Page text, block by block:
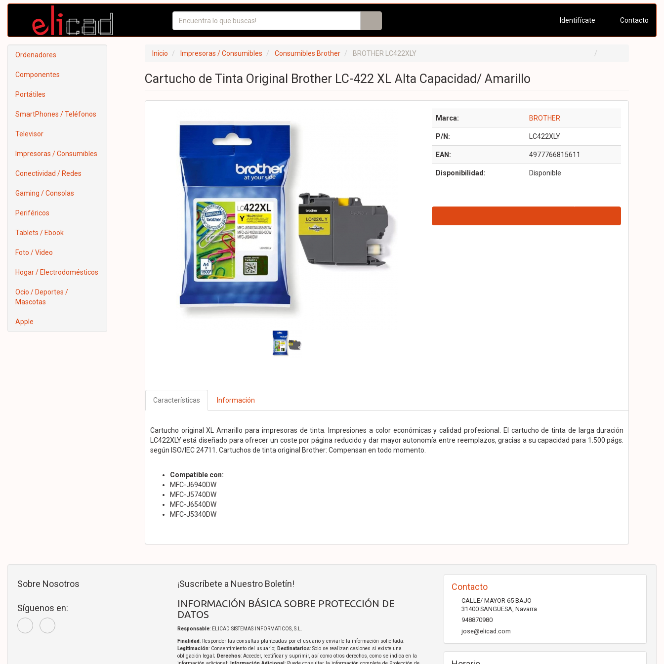
Identifícate Contacto
Ordenadores
Componentes
Portátiles
SmartPhones / Teléfonos
Televisor
Impresoras / Consumibles
Conectividad / Redes
Gaming / Consolas
Periféricos
Tablets / Ebook
Foto / Video
Hogar / Electrodomésticos
Ocio / Deportes /
Mascotas
Apple
Inicio Impresoras / Consumibles Consumibles Brother BROTHER LC422XLY
Cartucho de Tinta Original Brother LC-422 XL Alta Capacidad/ Amarillo
Marca: BROTHER
P/N: LC422XLY
EAN: 4977766815611
Disponibilidad: Disponible
Características Información
Cartucho original XL Amarillo para impresoras de tinta. Impresiones a color económicas y calidad profesional. El cartucho de tinta de larga duración
LC422XLY está diseñado para ofrecer un coste por página reducido y dar mayor autonomía entre reemplazos, gracias a su capacidad para 1.500 págs.
según ISO/IEC 24711. Cartuchos de tinta original Brother: Compensan en todo momento.
Compatible con:
MFC-J6940DW
MFC-J5740DW
MFC-J6540DW
MFC-J5340DW
Sobre Nosotros
Síguenos en:
¡Suscríbete a Nuestro Boletín!
INFORMACIÓN BÁSICA SOBRE PROTECCIÓN DE
DATOS
Responsable: ELICAD SISTEMAS INFORMATICOS, S.L.
Finalidad: Responder las consultas planteadas por el usuario y enviarle la información solicitada;
Legitimación: Consentimiento del usuario; Destinatarios: Solo se realizan cesiones si existe una
obligación legal; Derechos: Acceder, rectificar y suprimir, así como otros derechos, como se indica en la
Contacto
CALLE/ MAYOR 65 BAJO
31400 SANGÜESA, Navarra
948870980
jose@elicad.com